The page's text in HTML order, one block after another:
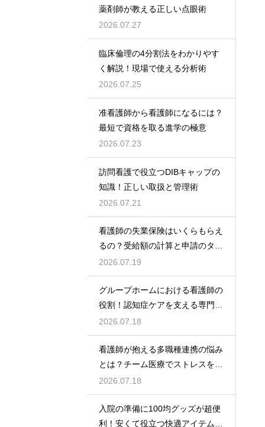
薬剤師が教える正しい点眼術
2026.07.27
臨床倫理の4分割法をわかりやす
く解説！現場で使える分析術
2026.07.25
准看護師から看護師になるには？
最短で資格を取る進学の極意
2026.07.23
訪問看護で役立つDIBキャップの
知識！正しい取扱と管理術
2026.07.21
看護師の失業保険はいくらもらえ
るの？受給額の計算と申請のタイ
ミング
2026.07.19
グループホームにおける看護師の
役割！認知症ケアを支える専門的
な力
2026.07.18
看護師が抱える多職種連携の悩み
とは？チーム医療でストレスを減
らす方法
2026.07.18
入院の準備に100均グッズが超便
利！安くて役立つ快適アイテムを